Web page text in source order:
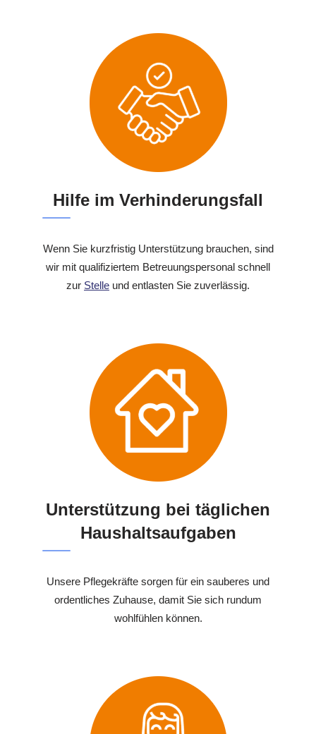
Hilfe im Verhinderungsfall
Wenn Sie kurzfristig Unterstützung brauchen, sind
wir mit qualifiziertem Betreuungspersonal schnell
zur Stelle und entlasten Sie zuverlässig.
Unterstützung bei täglichen
Haushaltsaufgaben
Unsere Pflegekräfte sorgen für ein sauberes und
ordentliches Zuhause, damit Sie sich rundum
wohlfühlen können.